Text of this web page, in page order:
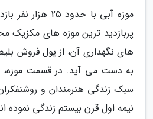
موزه آبی با حدود
پربازدید ترین موزه های
های نگهداری آن، از پول فروش
به دست می آید. در قسمت موزه،
سبک زندگی هنرمندان و
نیمه اول قرن بیستم زندگی نموده